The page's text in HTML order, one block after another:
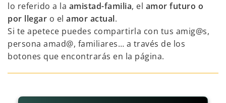
lo referido a la amistad-familia, el amor futuro o
por llegar o el amor actual.
Si te apetece puedes compartirla con tus amig@s,
persona amad@, familiares… a través de los
botones que encontrarás en la página.